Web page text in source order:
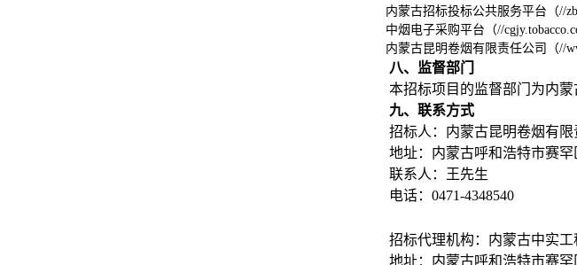
内蒙古招标投标公共服务平台（//
中烟电子采购平台（//
内蒙古昆明卷烟有限责任公司（//
八、监督部门
本招标项目的监督部门为内蒙
九、联系方式
招标人：内蒙古昆明卷烟有限
地址：内蒙古呼和浩特市赛罕
联系人：王先生
电话：0471-4348540
招标代理机构：内蒙古中实
地址：内蒙古呼和浩特市赛